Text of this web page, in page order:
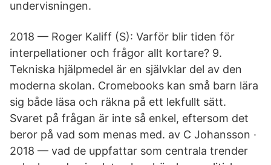
undervisningen.
2018 — Roger Kaliff (S): Varför blir tiden för
interpellationer och frågor allt kortare? 9.
Tekniska hjälpmedel är en självklar del av den
moderna skolan. Cromebooks kan små barn lära
sig både läsa och räkna på ett lekfullt sätt.
Svaret på frågan är inte så enkel, eftersom det
beror på vad som menas med. av C Johansson ·
2018 — vad de uppfattar som centrala trender